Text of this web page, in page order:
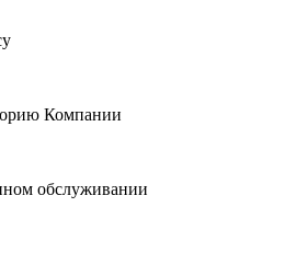
Компании
обслуживании